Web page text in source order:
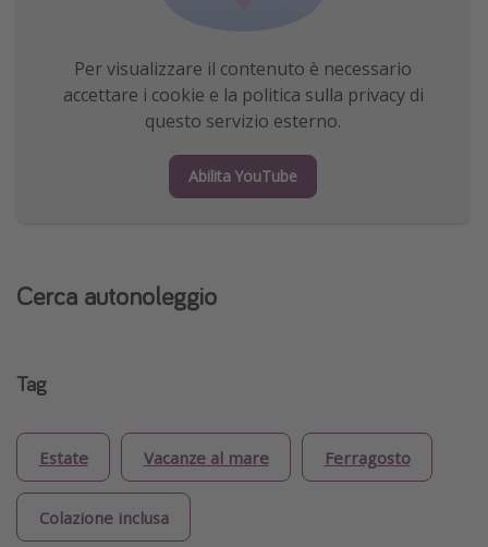
Per visualizzare il contenuto è necessario
accettare i cookie e la politica sulla privacy di
questo servizio esterno.
Abilita YouTube
Cerca autonoleggio
Tag
Estate Vacanze al mare Ferragosto
Colazione inclusa